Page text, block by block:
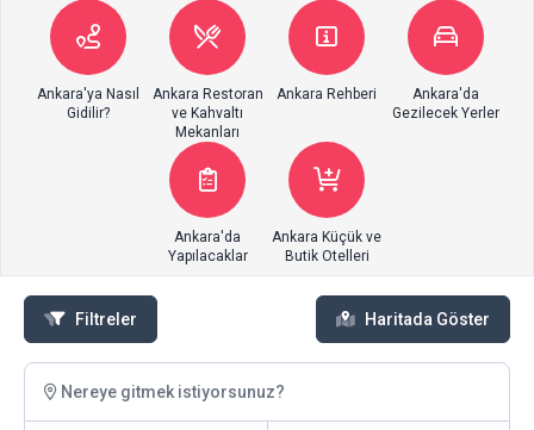
Ankara'ya Nasıl
Gidilir?
Ankara Restoran
ve Kahvaltı
Mekanları
Ankara Rehberi
Ankara'da
Gezilecek Yerler
Ankara'da
Yapılacaklar
Ankara Küçük ve
Butik Otelleri
Filtreler Haritada Göster
Nereye gitmek istiyorsunuz?